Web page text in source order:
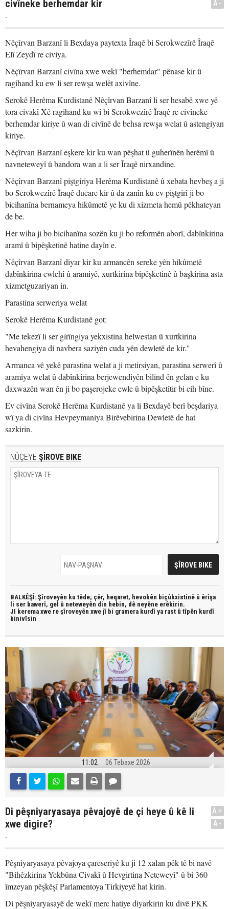
civîneke berhemdar kir
.
A-
Nêçîrvan Barzanî li Bexdaya paytexta Îraqê bi Serokwezîrê Îraqê
Elî Zeydî re civiya.
Nêçîrvan Barzanî civîna xwe wekî "berhemdar" pênase kir û
ragihand ku ew li ser rewşa welêt axivîne.
Serokê Herêma Kurdistanê Nêçîrvan Barzanî li ser hesabê xwe yê
tora civakî Xê ragihand ku wî bi Serokwezîrê Îraqê re civîneke
berhemdar kiriye û wan di civînê de behsa rewşa welat û astengiyan
kiriye.
Nêçîrvan Barzanî eşkere kir ku wan pêşhat û guherînên herêmî û
navneteweyî û bandora wan a li ser Îraqê nirxandine.
Nêçîrvan Barzanî piştgiriya Herêma Kurdistanê û xebata hevbeş a ji
bo Serokwezîrê Îraqê ducare kir û da zanîn ku ev piştgirî ji bo
bicihanîna bernameya hikûmetê ye ku di xizmeta hemû pêkhateyan
de be.
Her wiha ji bo bicihanîna sozên ku ji bo reformên aborî, dabînkirina
aramî û bipêşketinê hatine dayîn e.
Nêçîrvan Barzanî diyar kir ku armancên sereke yên hikûmetê
dabînkirina ewlehî û aramiyê, xurtkirina bipêşketinê û başkirina asta
xizmetguzariyan in.
Parastina serweriya welat
Serokê Herêma Kurdistanê got:
"Me tekezî li ser girîngiya yekxistina helwestan û xurtkirina
hevahengiya di navbera saziyên cuda yên dewletê de kir."
Armanca vê yekê parastina welat a ji metirsiyan, parastina serwerî û
aramiya welat û dabînkirina berjewendiyên bilind ên gelan e ku
daxwazên wan ên ji bo paşerojeke ewle û bipêşketîtir bi cih bîne.
Ev civîna Serokê Herêma Kurdistanê ya li Bexdayê berî beşdariya
wî ya di civîna Hevpeymaniya Birêvebirina Dewletê de hat
sazkirin.
NÛÇEYE ŞÎROVE BIKE
BALKÊŞÎ: Şîroveyên ku têde; çêr, heqaret, hevokên biçûkxistinê û êrîşa
li ser bawerî, gel û neteweyên din hebin, dê neyêne erêkirin.
JI kerema xwe re şîroveyên xwe jî bi gramera kurdî ya rast û tîpên kurdî
binivîsin
11:02 06 Tebaxe 2026
Di pêşniyaryasaya pêvajoyê de çi heye û kê li
xwe digire?
.
A+
A-
Pêşniyaryasaya pêvajoya çareseriyê ku ji 12 xalan pêk tê bi navê
"Bihêzkirina Yekbûna Civakî û Hevgirtina Neteweyî" û bi 360
îmzeyan pêşkêşî Parlamentoya Tirkiyeyê hat kirin.
Di pêşniyaryasayê de wekî merc hatiye diyarkirin ku divê PKK